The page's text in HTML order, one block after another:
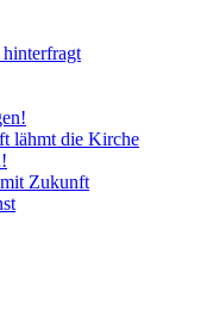
hinterfragt
lähmt die Kirche
Zukunft